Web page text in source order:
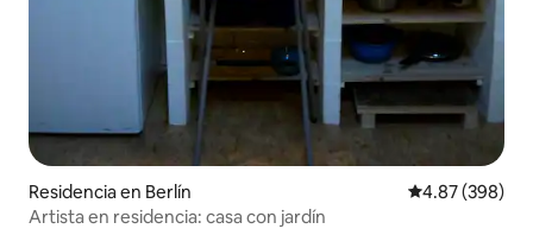
Residencia en Berlín Calificación
4.87 (398)
Artista en residencia: casa con jardín